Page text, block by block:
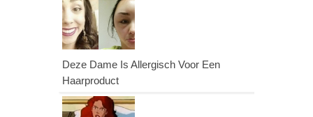
Deze Dame Is Allergisch Voor Een
Haarproduct